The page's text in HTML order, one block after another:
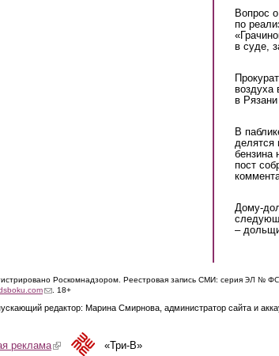
Вопрос
по
в суде,
воздуха
в Рязани
В
делятся
бензина
пост
Дому-
–
Роскомнадзором. Реестровая запись СМИ: серия ЭЛ № ФС
(link sends e-mail)
. 18+
редактор: Марина Смирнова, администратор сайта и
реклама(link is external)«Три-В»